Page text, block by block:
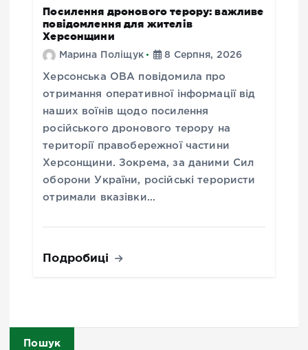
Посилення дронового терору: важливе
повідомлення для жителів
Херсонщини
Марина Поліщук 8 Серпня, 2026
Херсонська ОВА повідомила про
отримання оперативної інформації від
наших воїнів щодо посилення
російського дронового терору на
території правобережної частини
Херсонщини. Зокрема, за даними Сил
оборони України, російські терористи
отримали вказівки…
Подробиці
Пошук